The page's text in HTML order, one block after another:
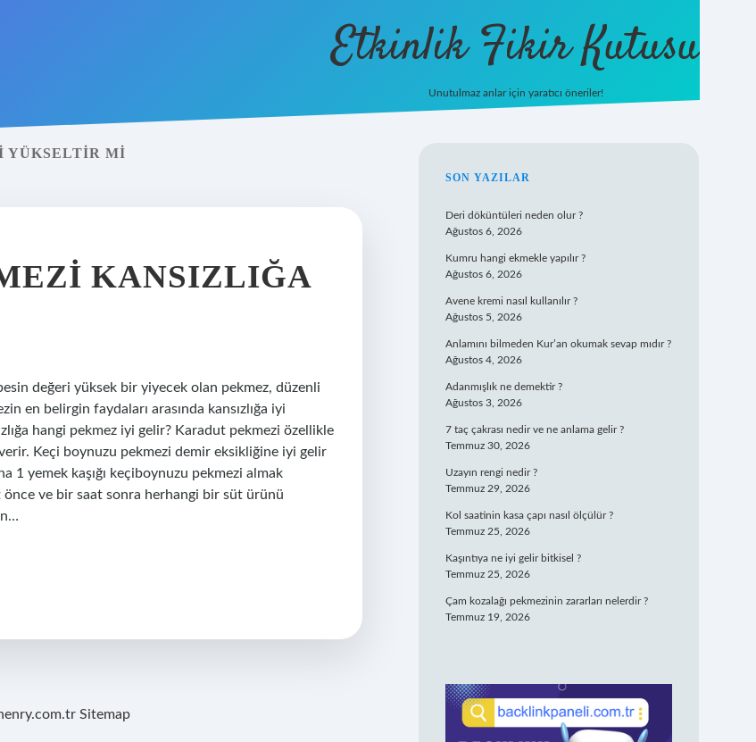
Etkinlik Fikir Kutusu
Unutulmaz anlar için yaratıcı öneriler!
YÜKSELTIR MI
KANSIZLIĞA
değeri yüksek bir yiyecek olan pekmez, düzenli
en belirgin faydaları arasında kansızlığa iyi
hangi pekmez iyi gelir? Karadut pekmezi özellikle
Keçi boynuzu pekmezi demir eksikliğine iyi gelir
1 yemek kaşığı keçiboynuzu pekmezi almak
ve bir saat sonra herhangi bir süt ürünü
Sitemap
SIDEBAR
SON YAZILAR
Deri döküntüleri neden olur ?
Ağustos 6, 2026
Kumru hangi ekmekle yapılır ?
Ağustos 6, 2026
Avene kremi nasıl kullanılır ?
Ağustos 5, 2026
Anlamını bilmeden Kur’an okumak sevap mıdır ?
Ağustos 4, 2026
Adanmışlık ne demektir ?
Ağustos 3, 2026
7 taç çakrası nedir ve ne anlama gelir ?
Temmuz 30, 2026
Uzayın rengi nedir ?
Temmuz 29, 2026
Kol saatinin kasa çapı nasıl ölçülür ?
Temmuz 25, 2026
Kaşıntıya ne iyi gelir bitkisel ?
Temmuz 25, 2026
Çam kozalağı pekmezinin zararları nelerdir ?
Temmuz 19, 2026